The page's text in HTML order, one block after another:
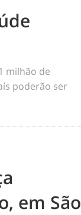
milhão de
poderão ser
em São